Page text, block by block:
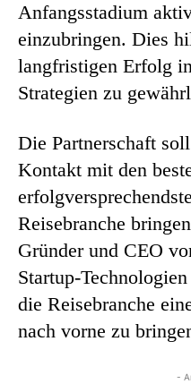
Anfangsstadium
einzubringen. Dies
langfristigen Erfolg
Strategien zu
Die Partnerschaft
Kontakt mit den
Reisebranche
Gründer und CEO
Startup-
die Reisebranche
nach vorne zu
-